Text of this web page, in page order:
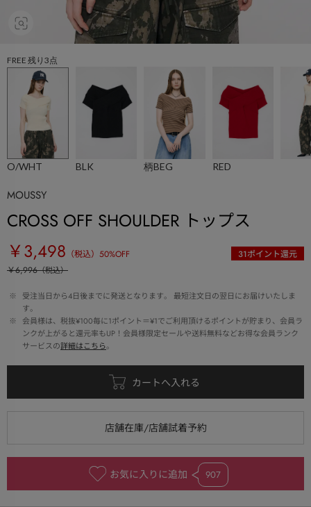
FREE 残り3点
O/WHT BLK 柄BEG RED
MOUSSY
CROSS OFF SHOULDER トップス
￥3,498 （税込） 50%OFF 31ポイント還元
￥6,996（税込）
※
受注当日から4日後までに発送となります。 最短注文日の翌日にお届けいたしま
す。
※
会員様は、税抜¥100毎に1ポイント＝¥1でご利用頂けるポイントが貯まり、会員ラ
ンクが上がると還元率もUP！会員様限定セールや送料無料などお得な会員ランク
サービスの詳細はこちら。
お気に入りに追加 907